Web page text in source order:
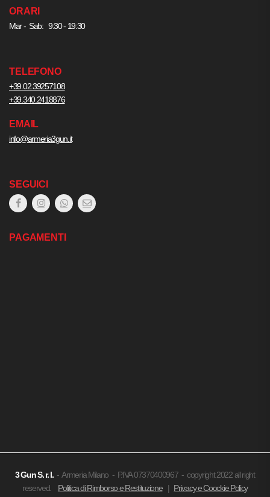
ORARI
Mar - Sab: 9:30 - 19:30
TELEFONO
+39.02.39257108
+39.340.2418876
EMAIL
info@armeria3gun.it
SEGUICI
PAGAMENTI
3 GunS. r. l. - Armeria Milano - P.IVA 07370400967 - copyright 2022 all right
reserved. Politica di Rimborso e Restituzione| Privacy e Coockie Policy